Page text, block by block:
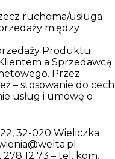
ruchoma/usługa
między
Produktu
a Sprzedawcą
Przez
– stosowanie do cech
usług i umowę o
32-020 Wieliczka
12 73 – tel. kom.